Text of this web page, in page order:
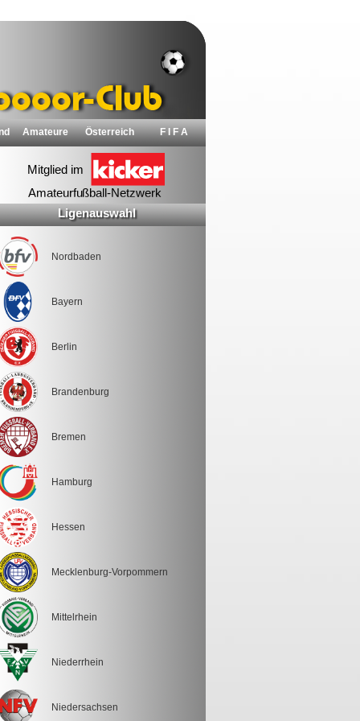
Amateure Österreich F I F A
Ligenauswahl
Nordbaden
Bayern
Berlin
Brandenburg
Bremen
Hamburg
Hessen
Mecklenburg-Vorpommern
Mittelrhein
Niederrhein
Niedersachsen